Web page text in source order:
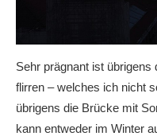
Sehr prägnant ist
flirren – welches ich nicht
übrigens die Brücke mit
kann entweder im Winter